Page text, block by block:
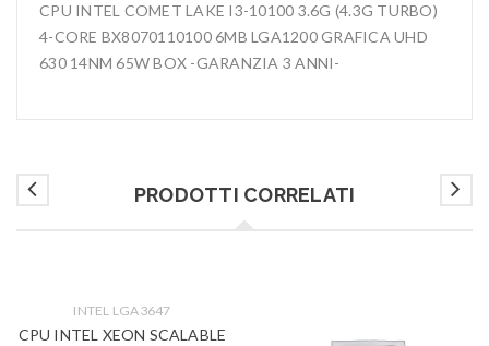
CPU INTEL COMET LAKE I3-10100 3.6G (4.3G TURBO)
4-CORE BX8070110100 6MB LGA1200 GRAFICA UHD
630 14NM 65W BOX -GARANZIA 3 ANNI-
PRODOTTI CORRELATI
INTEL LGA3647
CPU INTEL XEON SCALABLE